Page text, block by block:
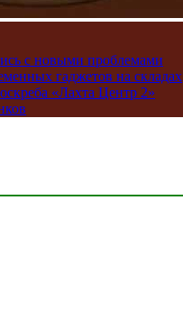
с новыми проблемами
гаджетов на складах
«Лахта Центр 2»